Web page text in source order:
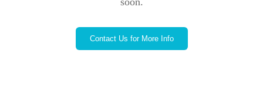
Contact Us for More Info